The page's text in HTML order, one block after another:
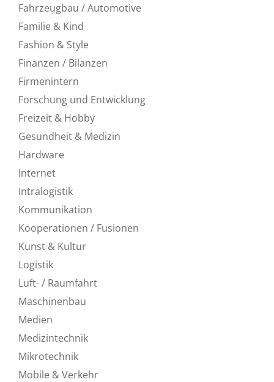
Fahrzeugbau / Automotive
Familie & Kind
Fashion & Style
Finanzen / Bilanzen
Firmenintern
Forschung und Entwicklung
Freizeit & Hobby
Gesundheit & Medizin
Hardware
Internet
Intralogistik
Kommunikation
Kooperationen / Fusionen
Kunst & Kultur
Logistik
Luft- / Raumfahrt
Maschinenbau
Medien
Medizintechnik
Mikrotechnik
Mobile & Verkehr